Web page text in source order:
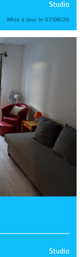
Studio
Mise à jour le 07/08/26
Studio